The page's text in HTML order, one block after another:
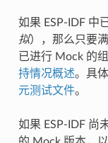
如果 ESP-IDF 中
拟），那么只要
已进行 Mock 的
持情况概述。具
元测试文件。
如果 ESP-IDF 尚